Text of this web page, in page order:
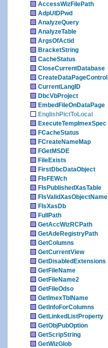
AccessWizFilePath
AdpUIDPwd
AnalyzeQuery
AnalyzeTable
ArgsOfActid
BracketString
CacheStatus
CloseCurrentDatabase
CreateDataPageControl
CurrentLangID
DbcVbProject
EmbedFileOnDataPage
EnglishPictToLocal
ExecuteTempImexSpec
FCacheStatus
FCreateNameMap
FGetMSDE
FileExists
FirstDbcDataObject
FIsFEWch
FIsPublishedXasTable
FIsValidXasObjectName
FIsXasDb
FullPath
GetAccWizRCPath
GetAdeRegistryPath
GetColumns
GetCurrentView
GetDisabledExtensions
GetFileName
GetFileName2
GetFileOdso
GetImexTblName
GetInfoForColumns
GetLinkedListProperty
GetObjPubOption
GetScripString
GetWizGlob